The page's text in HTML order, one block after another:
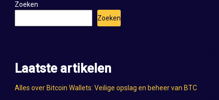
Zoeken
Zoeken
Laatste artikelen
Alles over Bitcoin Wallets: Veilige opslag en beheer van BTC